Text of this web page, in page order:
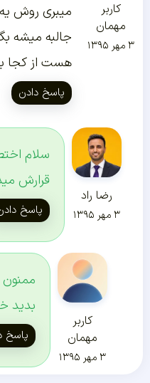
کاربر
مهمان
۳ مهر ۱۳۹۵
میبری روش
جالبه میشه
هست از کجا
پاسخ دادن
رضا راد
۳ مهر ۱۳۹۵
سلام
قرارش
پاسخ
کاربر
مهمان
۳ مهر ۱۳۹۵
ممنون
بدید
پاسخ